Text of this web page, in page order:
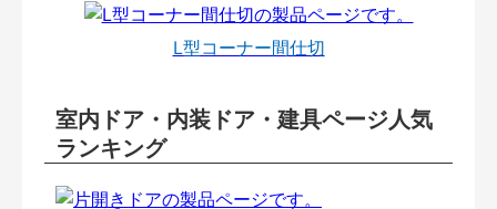
L型コーナー間仕切
室内ドア・内装ドア・建具ページ人気
ランキング